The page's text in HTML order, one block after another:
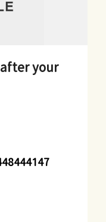
your